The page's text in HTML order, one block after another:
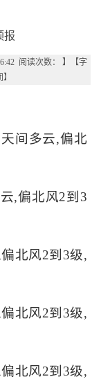
报
阅读次数：
】【字
】
间多云,偏北
,偏北风2到3
北风2到3级,
北风2到3级,
北风2到3级,